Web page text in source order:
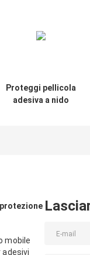
Proteggi pellicola
adesiva a nido
mobile